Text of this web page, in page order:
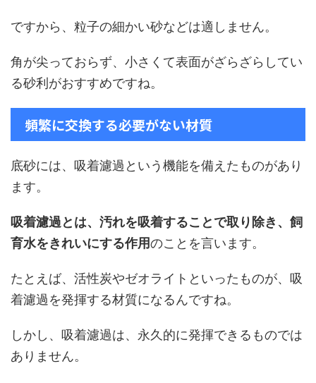
ですから、粒子の細かい砂などは適しません。
角が尖っておらず、小さくて表面がざらざらしてい
る砂利がおすすめですね。
頻繁に交換する必要がない材質
底砂には、吸着濾過という機能を備えたものがあり
ます。
吸着濾過とは、汚れを吸着することで取り除き、飼
育水をきれいにする作用のことを言います。
たとえば、活性炭やゼオライトといったものが、吸
着濾過を発揮する材質になるんですね。
しかし、吸着濾過は、永久的に発揮できるものでは
ありません。